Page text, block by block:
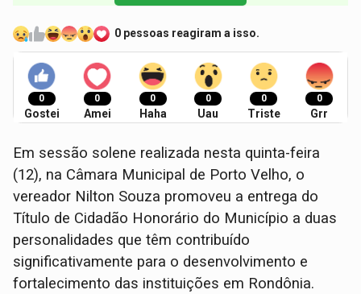
0 pessoas reagiram a isso.
0
Gostei
0
Amei
0
Haha
0
Uau
0
Triste
0
Grr
Em sessão solene realizada nesta quinta-feira
(12), na Câmara Municipal de Porto Velho, o
vereador Nilton Souza promoveu a entrega do
Título de Cidadão Honorário do Município a duas
personalidades que têm contribuído
significativamente para o desenvolvimento e
fortalecimento das instituições em Rondônia.